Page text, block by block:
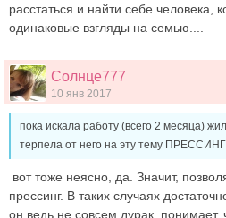
расстаться и найти себе человека,
одинаковые взгляды на семью....
Солнце777
10 янв 2017
пока искала работу (всего 2 месяца)
терпела от него на эту тему
вот тоже неясно, да. Значит,
прессинг. В таких случаях
он ведь не совсем дурак,